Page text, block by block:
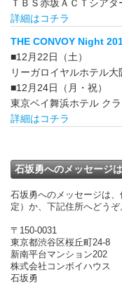
ＴＢＳ赤坂ＡＣＴシアタ
詳細はコチラ
THE CONVOY Night
■12月22日（土）
リーガロイヤルホテル大
■12月24日（月・祝）
東京ベイ舞浜ホテル ク
詳細はコチラ
石坂勇へのメッセージ
石坂勇へのメッセージは
定）か、下記住所へどうぞ
〒150-0031
東京都渋谷区桜丘町24-8
新南平台マンション202
株式会社コンボイハウス
石坂勇